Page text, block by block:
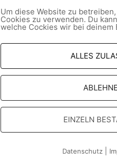
Um diese Website zu
Cookies zu verwenden. Du
welche Cockies wir bei deinem
ALLES
EINZELN
Datenschutz